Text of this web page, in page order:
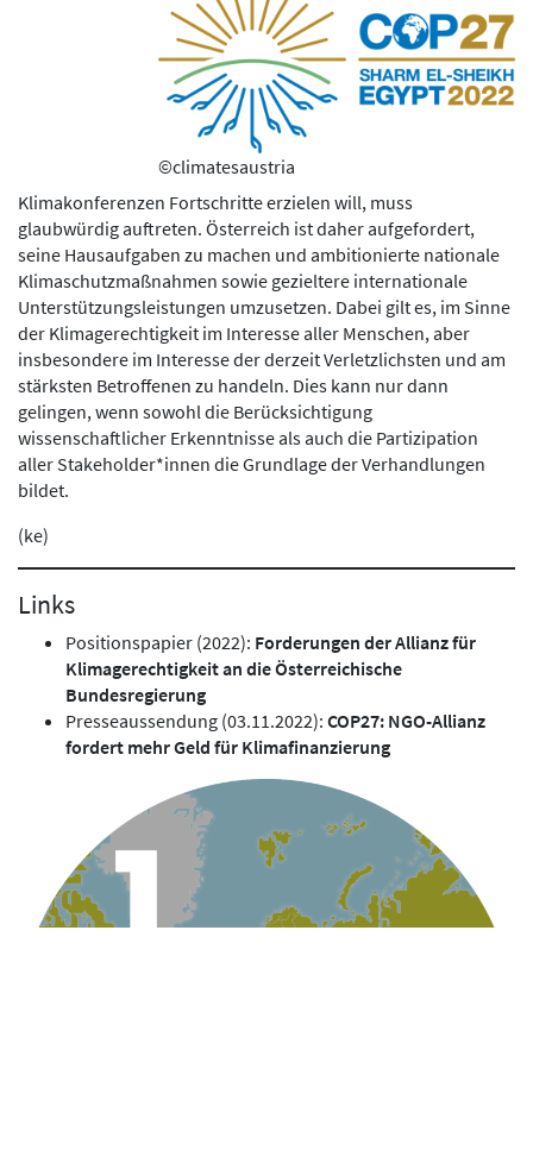
©climatesaustria
Klimakonferenzen Fortschritte erzielen will, muss
glaubwürdig auftreten. Österreich ist daher aufgefordert,
seine Hausaufgaben zu machen und ambitionierte nationale
Klimaschutzmaßnahmen sowie gezieltere internationale
Unterstützungsleistungen umzusetzen. Dabei gilt es, im Sinne
der Klimagerechtigkeit im Interesse aller Menschen, aber
insbesondere im Interesse der derzeit Verletzlichsten und am
stärksten Betroffenen zu handeln. Dies kann nur dann
gelingen, wenn sowohl die Berücksichtigung
wissenschaftlicher Erkenntnisse als auch die Partizipation
aller Stakeholder*innen die Grundlage der Verhandlungen
bildet.
(ke)
Links
Positionspapier (2022): Forderungen der Allianz für
Klimagerechtigkeitan die Österreichische
Bundesregierung
Presseaussendung (03.11.2022): COP27: NGO-Allianz
fordert mehr Geld für Klimafinanzierung